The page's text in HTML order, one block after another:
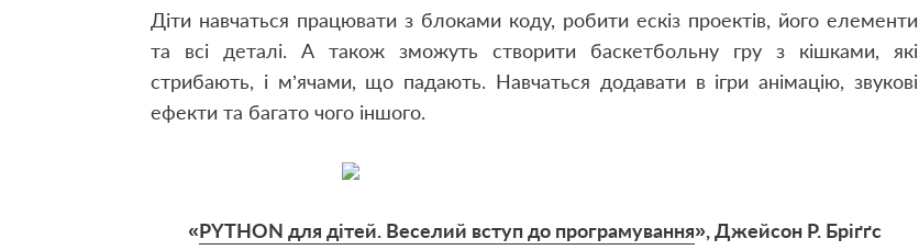
Діти навчаться працювати з блоками коду, робити ескіз проектів, його елементи
та всі деталі. А також зможуть створити баскетбольну гру з кішками, які
стрибають, і м’ячами, що падають. Навчаться додавати в ігри анімацію, звукові
ефекти та багато чого іншого.
«PYTHON для дітей. Веселий вступ до програмування», Джейсон Р. Бріґґс